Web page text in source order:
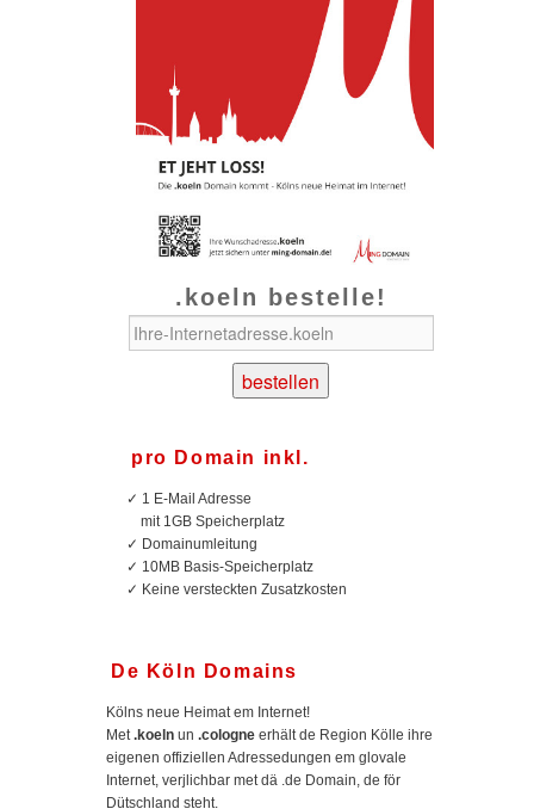
.koeln bestelle!
pro Domain inkl.
✓ 1 E-Mail Adresse
mit 1GB Speicherplatz
✓ Domainumleitung
✓ 10MB Basis-Speicherplatz
✓ Keine versteckten Zusatzkosten
De Köln Domains
Kölns neue Heimat em Internet!
Met.koeln un .cologne erhält de Region Kölle ihre
eigenen offiziellen Adressedungen em glovale
Internet, verjlichbar met dä .de Domain, de för
Dütschland steht.